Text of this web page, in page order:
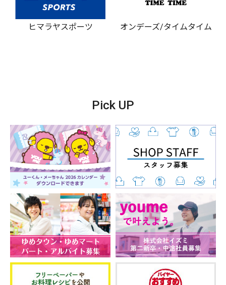
ヒマラヤスポーツ オンデーズ/タイムタイム
Pick UP